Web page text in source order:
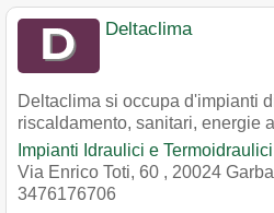
Deltaclima
Deltaclima si occupa d'impianti
riscaldamento, sanitari, energie
Impianti Idraulici e
Via Enrico Toti, 60 , 20024
3476176706